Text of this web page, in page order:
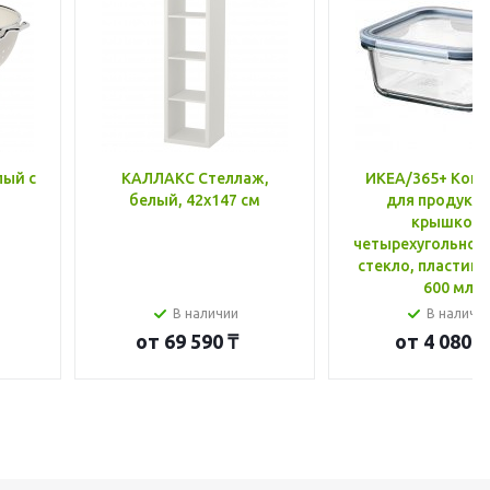
с
КАЛЛАКС Стеллаж,
белый, 42x147 см
В наличии
от 69 590 ₸
ИКЕА/365+
для
крышкой,
стекло, пластик
600 мл
В
от 4 080 ₸